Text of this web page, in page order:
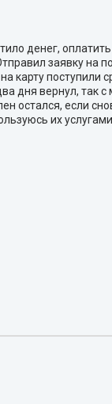
денег,
заявку на
карту поступили
дня вернул, так с
остался, если
их